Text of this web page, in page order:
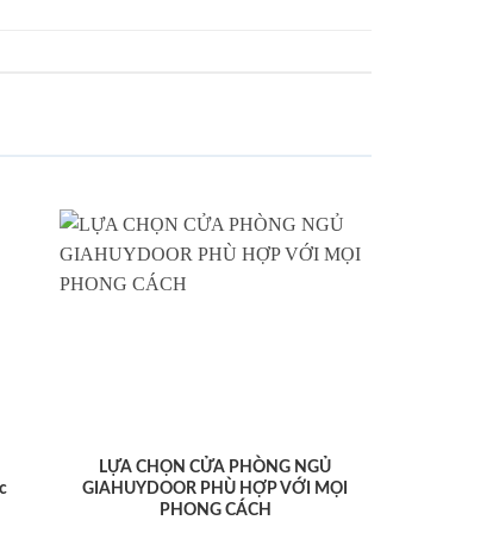
LỰA CHỌN CỬA PHÒNG NGỦ
GIAHUYDOOR PHÙ HỢP VỚI MỌI
PHONG CÁCH